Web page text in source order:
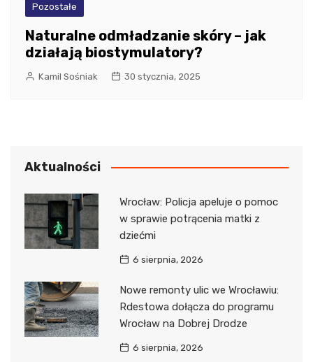
Pozostałe
Naturalne odmładzanie skóry – jak
działają biostymulatory?
Kamil Sośniak 30 stycznia, 2025
Aktualności
Wrocław: Policja apeluje o pomoc
w sprawie potrącenia matki z
dziećmi
6 sierpnia, 2026
Nowe remonty ulic we Wrocławiu:
Rdestowa dołącza do programu
Wrocław na Dobrej Drodze
6 sierpnia, 2026